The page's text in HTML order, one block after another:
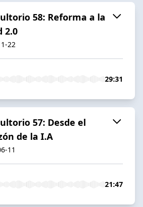
58: Reforma a la
2.0
22
29:31
57: Desde el
de la I.A
11
21:47